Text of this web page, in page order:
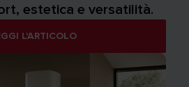
estetica e versatilità.
L'ARTICOLO